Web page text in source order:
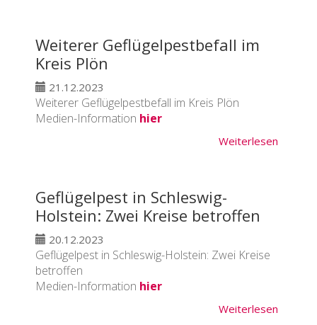
Weiterer Geflügelpestbefall im
Kreis Plön
21.12.2023
Weiterer Geflügelpestbefall im Kreis Plön
Medien-Information hier
Weiterlesen
Geflügelpest in Schleswig-
Holstein: Zwei Kreise betroffen
20.12.2023
Geflügelpest in Schleswig-Holstein: Zwei Kreise
betroffen
Medien-Information hier
Weiterlesen